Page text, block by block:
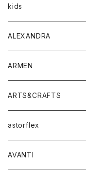
トップス
Tシャツ
シャツ
ボトムス
アウター
トップス
Tシャツ・カットソー
シャツ・ブラウス
ボトムス
パンツ
スカート
ワンピース・オールインワン
バッグ
シューズ
kids
ALEXANDRA
ARMEN
アウター
コート
ジャケット
トップス
ベスト
ワンピース
ARTS&CRAFTS
アクセサリー
ウォレット
astorflex
グッズ
AVANTI